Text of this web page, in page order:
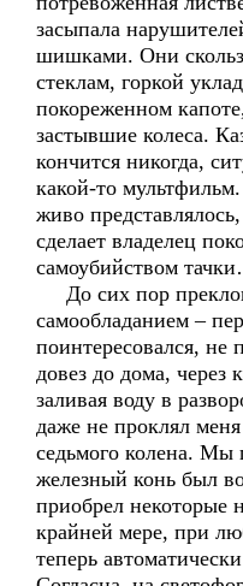
засыпала
шишками. Они
стеклам, горкой
покореженном
застывшие колеса.
кончится никогда,
какой-то
живо
сделает владелец
самоубийством
До сих пор
самообладанием –
поинтересовался, не
довез до дома, через
заливая воду в
даже не проклял
седьмого колена. Мы
железный конь был
приобрел
крайней мере, при
теперь